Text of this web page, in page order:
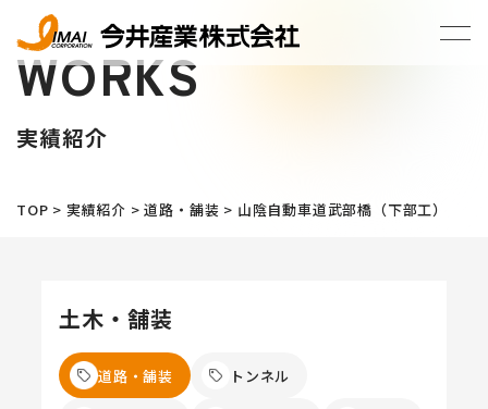
WORKS
実績紹介
TOP > 実績紹介 >道路・舗装 > 山陰自動車道武部橋（下部工）
土木・舗装
道路・舗装 トンネル